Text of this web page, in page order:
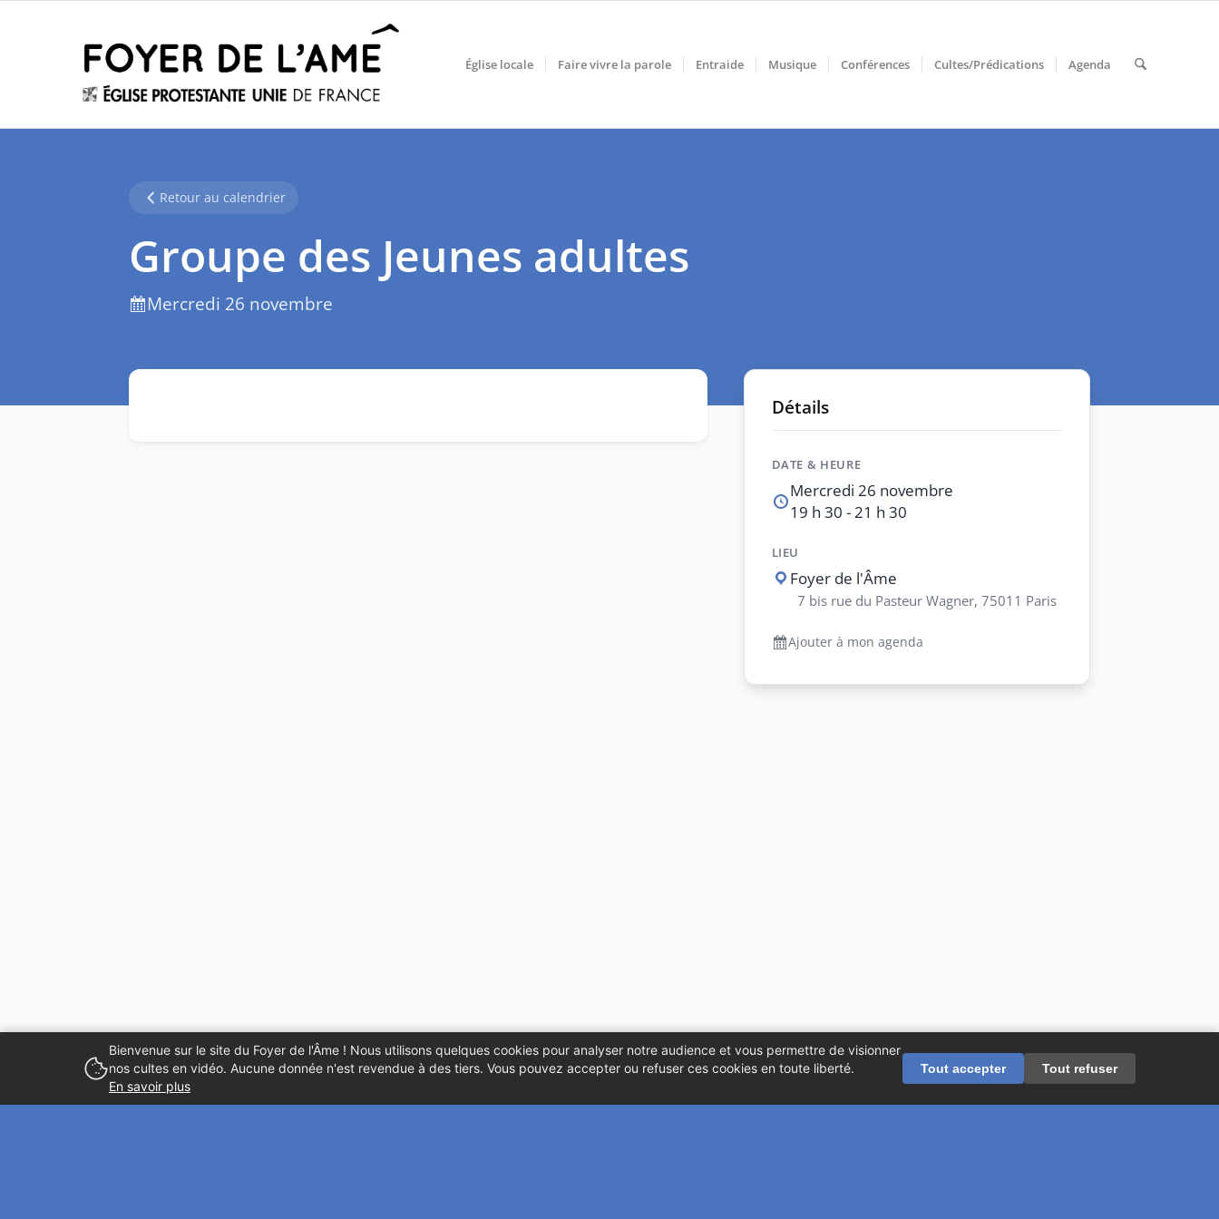
Église locale Faire vivre la parole Entraide Musique Conférences Cultes/Prédications Agenda
Retour au calendrier
Groupe des Jeunes adultes
Mercredi 26 novembre
Détails
DATE & HEURE
Mercredi 26 novembre
19 h 30 - 21 h 30
LIEU
Foyer de l'Âme
7 bis rue du Pasteur Wagner, 75011 Paris
Ajouter à mon agenda
Bienvenue sur le site du Foyer de l'Âme ! Nous utilisons quelques cookies pour analyser notre audience et vous permettre de visionner
nos cultes en vidéo. Aucune donnée n'est revendue à des tiers. Vous pouvez accepter ou refuser ces cookies en toute liberté.
En savoir plus
Tout accepter Tout refuser